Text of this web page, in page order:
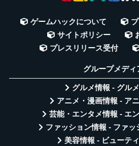
ゲームハックについて
サイトポリシー
プレスリリース受付
グループメディ
グルメ情報 - グル
アニメ・漫画情報 - ア
芸能・エンタメ情報 - エ
ファッション情報 - ファッ
美容情報 - ビューテ